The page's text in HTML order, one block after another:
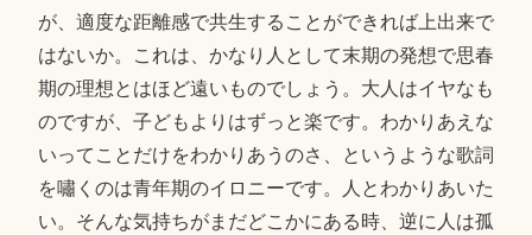
が、適度な距離感で共生することができれば上出来で
はないか。これは、かなり人として末期の発想で思春
期の理想とはほど遠いものでしょう。大人はイヤなも
のですが、子どもよりはずっと楽です。わかりあえな
いってことだけをわかりあうのさ、というような歌詞
を嘯くのは青年期のイロニーです。人とわかりあいた
い。そんな気持ちがまだどこかにある時、逆に人は孤